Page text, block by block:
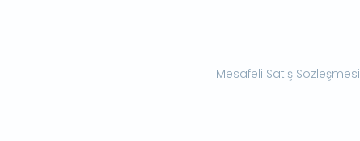
Mesafeli Satış Sözleşmesi